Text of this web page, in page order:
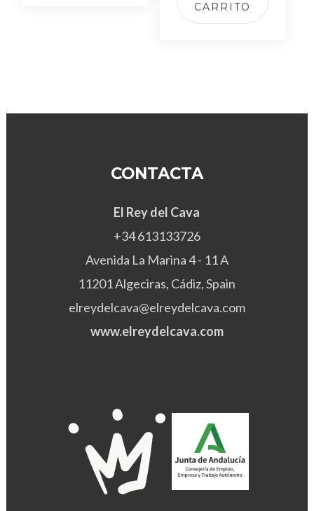
CARRITO
CONTACTA
El Rey del Cava
+34 613133726
Avenida La Marina 4 - 11 A
11201 Algeciras, Cádiz, Spain
elreydelcava@elreydelcava.com
www.elreydelcava.com